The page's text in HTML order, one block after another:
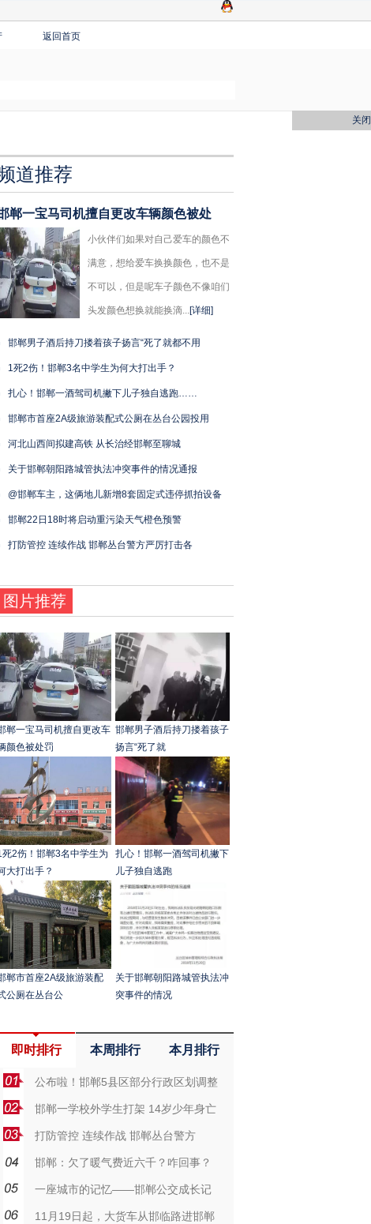
返回首页
道推荐
郸一宝马司机擅自更改车辆颜色被处
小伙伴们如果对自己爱车的颜色不
满意，想给爱车换换颜色，也不是
不可以，但是呢车子颜色不像咱们
头发颜色想换就能换滴...[详细]
邯郸男子酒后持刀搂着孩子扬言“死了就都不用
1死2伤！邯郸3名中学生为何大打出手？
扎心！邯郸一酒驾司机撇下儿子独自逃跑……
邯郸市首座2A级旅游装配式公厕在丛台公园投用
河北山西间拟建高铁 从长治经邯郸至聊城
关于邯郸朝阳路城管执法冲突事件的情况通报
@邯郸车主，这俩地儿新增8套固定式违停抓拍设备
邯郸22日18时将启动重污染天气橙色预警
打防管控 连续作战 邯郸丛台警方严厉打击各
图片推荐
郸一宝马司机擅自更改车
颜色被处罚
邯郸男子酒后持刀搂着孩子
扬言“死了就
死2伤！邯郸3名中学生为
大打出手？
扎心！邯郸一酒驾司机撇下
儿子独自逃跑
郸市首座2A级旅游装配
公厕在丛台公
关于邯郸朝阳路城管执法冲
突事件的情况
即时排行 本周排行 本月排行
公布啦！邯郸5县区部分行政区划调整
邯郸一学校外学生打架 14岁少年身亡
打防管控 连续作战 邯郸丛台警方
邯郸：欠了暖气费近六千？咋回事？
一座城市的记忆——邯郸公交成长记
11月19日起，大货车从邯临路进邯郸
关闭